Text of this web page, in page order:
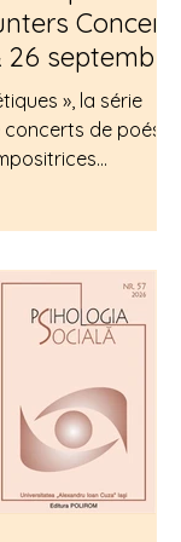
Concert
», la série
de poésie
Cemetery,
le Massachusetts,
est une
internationaux
mettant en scène
musicaux
poèmes
et en anglais,